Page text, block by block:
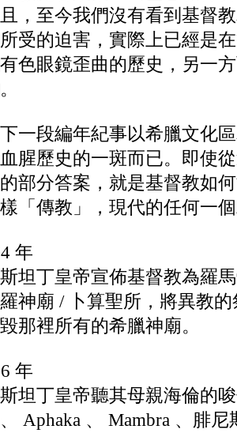
，至今我們沒有看到基督
受的迫害，實際上已經是
色眼鏡歪曲的歷史，另一
段編年紀事以希臘文化區
腥歷史的一斑而已。即使
部分答案，就是基督教如
「傳教」，現代的任何一
年
丁皇帝宣佈基督教為羅馬
神廟 / 卜算聖所，將異教
那裡所有的希臘神廟。
年
丁皇帝聽其母親海倫的唆
Aphaka 、 Mambra 、腓